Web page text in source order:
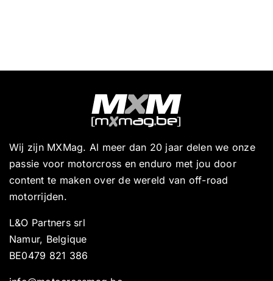
Wij zijn MXMag. Al meer dan 20 jaar delen we onze
passie voor motorcross en enduro met jou door
content te maken over de wereld van off-road
motorrijden.
L&O Partners srl
Namur, Belgique
BE0479 821 386